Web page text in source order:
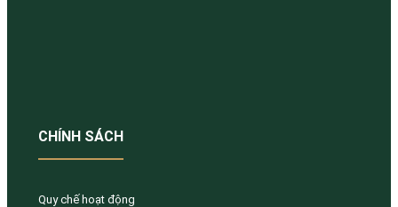
CHÍNH SÁCH
Quy chế hoạt động